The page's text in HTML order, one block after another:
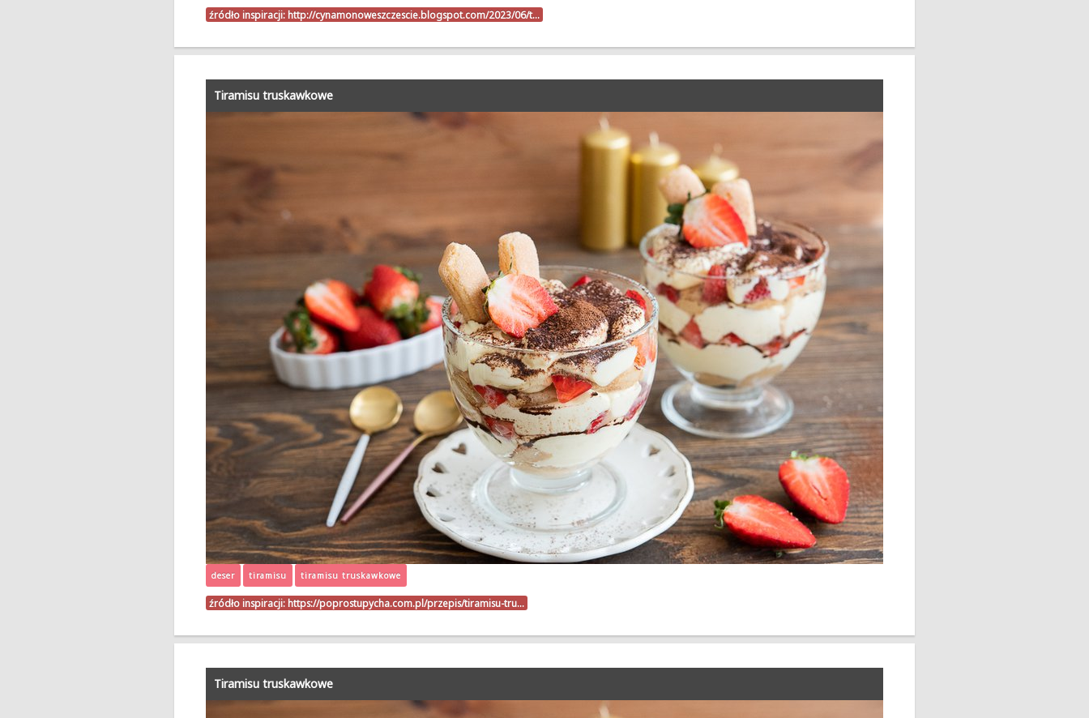
źródło inspiracji: http://cynamonoweszczescie.blogspot.com/2023/06/t…
Tiramisu truskawkowe
deser tiramisu tiramisu truskawkowe
źródło inspiracji: https://poprostupycha.com.pl/przepis/tiramisu-tru…
Tiramisu truskawkowe